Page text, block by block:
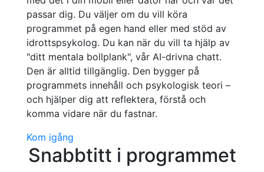
passar dig. Du väljer om du vill köra
programmet på egen hand eller med stöd av
idrottspsykolog. Du kan när du vill ta hjälp av
"ditt mentala bollplank", vår AI-drivna chatt.
Den är alltid tillgänglig. Den bygger på
programmets innehåll och psykologisk teori –
och hjälper dig att reflektera, förstå och
komma vidare när du fastnar.
Kom igång
Snabbtitt i programmet